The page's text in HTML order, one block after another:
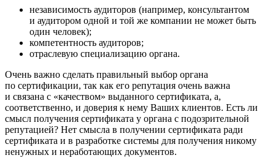
независимость аудиторов (например, консультантом
и аудитором одной и той же компании не может быть
один человек);
компетентность аудиторов;
отраслевую специализацию органа.
Очень важно сделать правильный выбор органа
по сертификации, так как его репутация очень важна
и связана с «качеством» выданного сертификата, а,
соответственно, и доверия к нему Ваших клиентов. Есть ли
смысл получения сертификата у органа с подозрительной
репутацией? Нет смысла в получении сертификата ради
сертификата и в разработке системы для получения никому
ненужных и неработающих документов.